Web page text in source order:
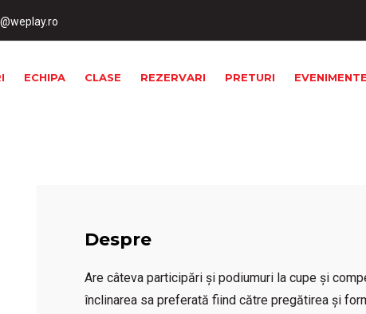
ECHIPA CLASE REZERVARI PRETURI EVENIMENTE
Despre
Are câteva participări și podiumuri la cupe și
înclinarea sa preferată fiind către pregătirea și